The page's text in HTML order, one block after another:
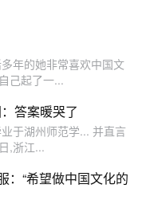
年的她非常喜欢中国文
己起了一...
答案暖哭了
于湖州师范学... 并直言
,浙江...
：“希望做中国文化的